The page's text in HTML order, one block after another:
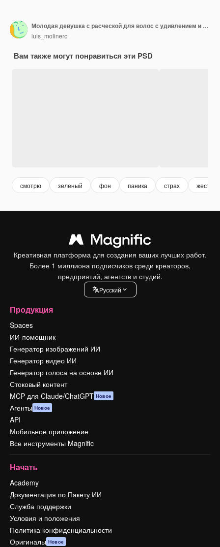
Молодая девушка с расческой для волос с удивлением и потрясенным выражением лица
luis_molinero
Вам также могут понравиться эти PSD
смотрю зеленый фон паника страх жест
Креативная платформа для создания ваших лучших работ.
Более 1 миллиона подписчиков среди креаторов,
предприятий, агентств и студий.
Pусский
Продукция
Spaces
ИИ-помощник
Генератор изображений ИИ
Генератор видео ИИ
Генератор голоса на основе ИИ
Стоковый контент
MCP для Claude/ChatGPT Новое
Агенты Новое
API
Мобильное приложение
Все инструменты Magnific
Начать
Academy
Документация по Пакету ИИ
Служба поддержки
Условия и положения
Политика конфиденциальности
Оригиналы Новое